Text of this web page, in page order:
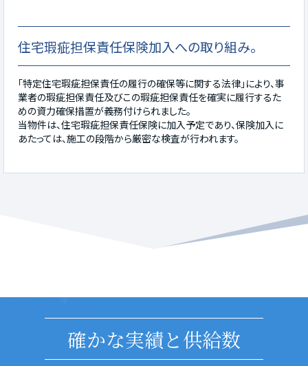
住宅瑕疵担保責任保険加入への取り組み。
「特定住宅瑕疵担保責任の履行の確保等に関する法律」により、事
業者の瑕疵担保責任及びこの瑕疵担保責任を確実に履行するた
めの資力確保措置が義務付けられました。
当物件は、住宅瑕疵担保責任保険に加入予定であり、保険加入に
あたっては、施工の段階から厳密な検査が行われます。
確かな実績と供給数